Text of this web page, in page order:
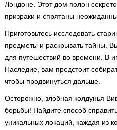
Лондоне. Этот дом полон
призраки и спрятаны
Приготовьтесь исследовать
предметы и раскрывать тайны.
для путешествий во времени. В
Наследие, вам предстоит
чтобы продвинуться дальше.
Осторожно, злобная колдунья
борьбы! Найдите способ
уникальных локаций, каждая из